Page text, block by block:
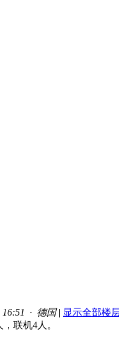
16:51 · 德国 | 显示全部楼
联机4人。